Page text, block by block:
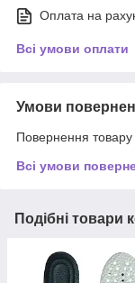
Оплата на
Всі умови оплати
Умови
Повернення
Всі умови
Подібні товари